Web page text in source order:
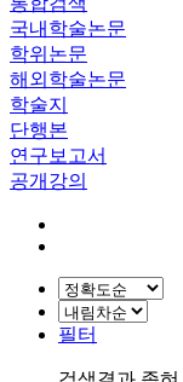
국내학술논문
학위논문
해외학술논문
학술지
단행본
연구보고서
공개강의
필터